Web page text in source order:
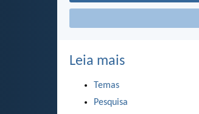
Leia mais
Temas
Pesquisa